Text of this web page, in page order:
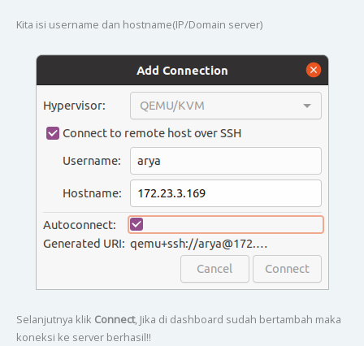
Kita isi username dan hostname(IP/Domain server)
Selanjutnya klik Connect, Jika di dashboard sudah bertambah maka
koneksi ke server berhasil!!